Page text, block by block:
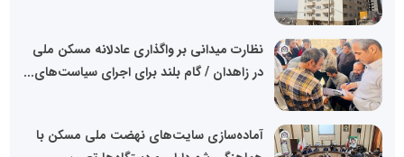
نظارت میدانی بر واگذاری عادلانه مسکن ملی
در زاهدان / گام بلند برای اجرای سیاست‌های...
آماده‌سازی سایت‌های نهضت ملی مسکن با